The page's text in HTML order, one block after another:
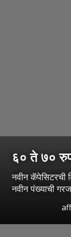
६० ते ७०
नवीन
नवीन पंख्याची